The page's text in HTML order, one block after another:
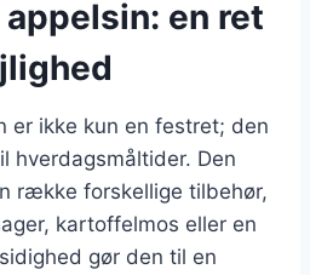
en ret
er ikke kun en festret; den
hverdagsmåltider. Den
række forskellige tilbehør,
kartoffelmos eller en
gør den til en